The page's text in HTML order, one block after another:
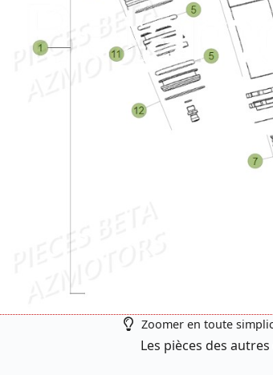
Zoomer en toute
Les pièces des autres